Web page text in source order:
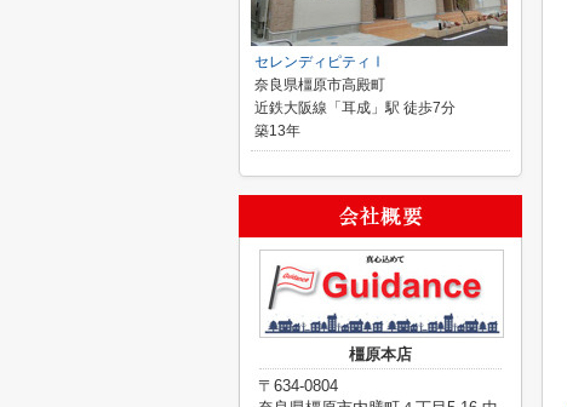
セレンディピティⅠ
奈良県橿原市高殿町
近鉄大阪線「耳成」駅 徒歩7分
築13年
橿原本店
〒634-0804